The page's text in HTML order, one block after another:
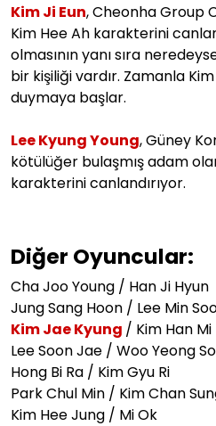
Kim Ji Eun, Cheonha Group
Kim Hee Ah karakterini
olmasının yanı sıra
bir kişiliği vardır. Zamanla
duymaya başlar.
Lee Kyung Young, Güney
kötülüğer bulaşmış adam
karakterini canlandırıyor.
Diğer Oyuncular:
Cha Joo Young / Han Ji Hyun
Jung Sang Hoon / Lee Min
Kim Jae Kyung / Kim Han Mi
Lee Soon Jae / Woo Yeong
Hong Bi Ra / Kim Gyu Ri
Park Chul Min / Kim Chan
Kim Hee Jung / Mi Ok